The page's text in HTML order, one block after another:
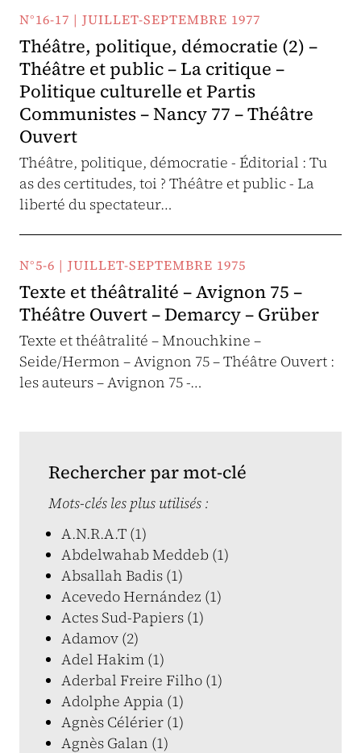
N°16-17 | JUILLET-SEPTEMBRE 1977
Théâtre, politique, démocratie (2) –
Théâtre et public – La critique –
Politique culturelle et Partis
Communistes – Nancy 77 – Théâtre
Ouvert
Théâtre, politique, démocratie - Éditorial : Tu
as des certitudes, toi ? Théâtre et public - La
liberté du spectateur…
N°5-6 | JUILLET-SEPTEMBRE 1975
Texte et théâtralité – Avignon 75 –
Théâtre Ouvert – Demarcy – Grüber
Texte et théâtralité – Mnouchkine –
Seide/Hermon – Avignon 75 – Théâtre Ouvert :
les auteurs – Avignon 75 -…
Rechercher par mot-clé
Mots-clés les plus utilisés :
A.N.R.A.T (1)
Abdelwahab Meddeb (1)
Absallah Badis (1)
Acevedo Hernández (1)
Actes Sud-Papiers (1)
Adamov (2)
Adel Hakim (1)
Aderbal Freire Filho (1)
Adolphe Appia (1)
Agnès Célérier (1)
Agnès Galan (1)